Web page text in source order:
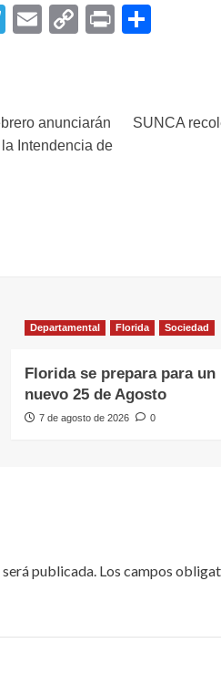
Telegram
EmailCopyPrint
anunciarán
Intendencia de
SUNCA
Departamental Florida Sociedad
Florida se prepara para un
nuevo 25 de Agosto
7 de agosto de 2026 0
publicada. Los campos